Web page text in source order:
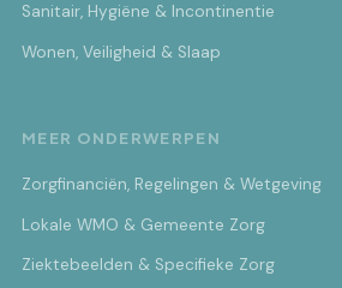
Sanitair, Hygiëne & Incontinentie
Wonen, Veiligheid & Slaap
MEER ONDERWERPEN
Zorgfinanciën, Regelingen & Wetgeving
Lokale WMO & Gemeente Zorg
Ziektebeelden & Specifieke Zorg